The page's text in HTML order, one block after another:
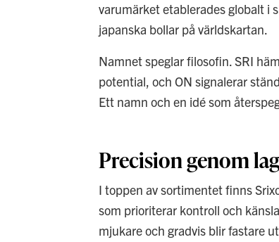
varumärket etablerades globalt i
japanska bollar på världskartan.
Namnet speglar filosofin. SRI
potential, och ON signalerar
Ett namn och en idé som
Precision genom
I toppen av sortimentet finns
som prioriterar kontroll och
mjukare och gradvis blir fastare